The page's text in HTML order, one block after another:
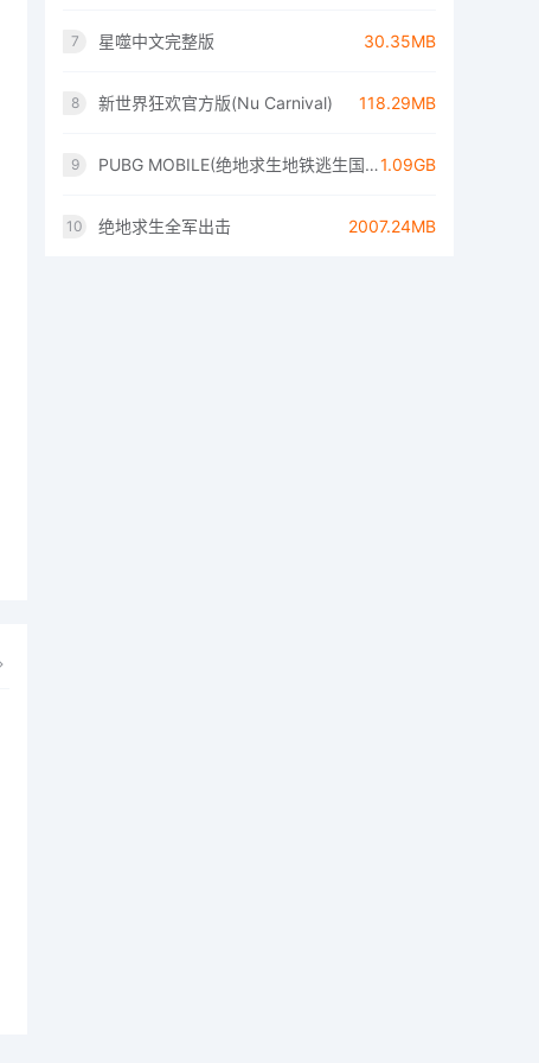
7 星噬中文完整版 30.35MB
8 新世界狂欢官方版(Nu Carnival) 118.29MB
9 PUBG MOBILE(绝地求生地铁逃生国际服)1.09GB
10 绝地求生全军出击 2007.24MB